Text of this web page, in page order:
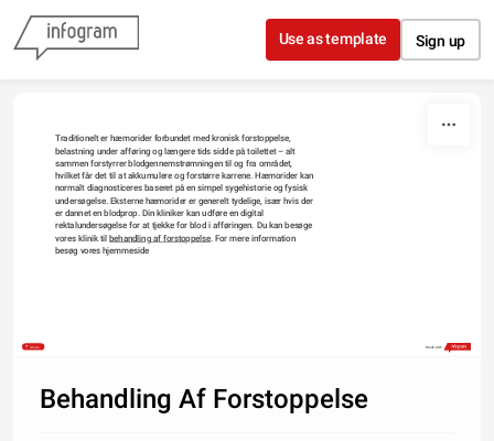
Skip to content
Use as template Sign up
Traditionelt er hæmorider forbundet med kronisk forstoppelse,
belastning under afføring og længere tids sidde på toilettet – alt
sammen forstyrrer blodgennemstrømningen til og fra området,
hvilket får det til at akkumulere og forstørre karrene. Hæmorider kan
normalt diagnosticeres baseret på en simpel sygehistorie og fysisk
undersøgelse. Eksterne hæmorider er generelt tydelige, især hvis der
er dannet en blodprop. Din kliniker kan udføre en digital
rektalundersøgelse for at tjekke for blod i afføringen. Du kan besøge
vores klinik til behandling af forstoppelse. For mere information
besøg vores hjemmeside
Share Made with
Behandling Af Forstoppelse